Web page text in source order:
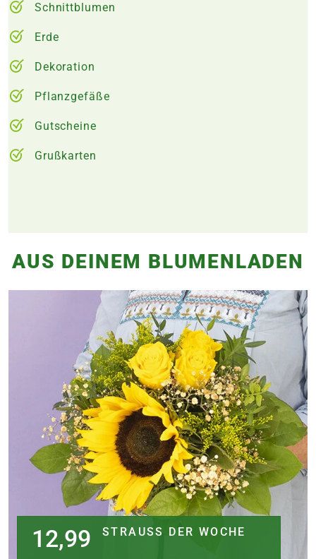
Schnittblumen
Erde
Dekoration
Pflanzgefäße
Gutscheine
Grußkarten
AUS DEINEM BLUMENLADEN
12,99 STRAUSS DER WOCHE